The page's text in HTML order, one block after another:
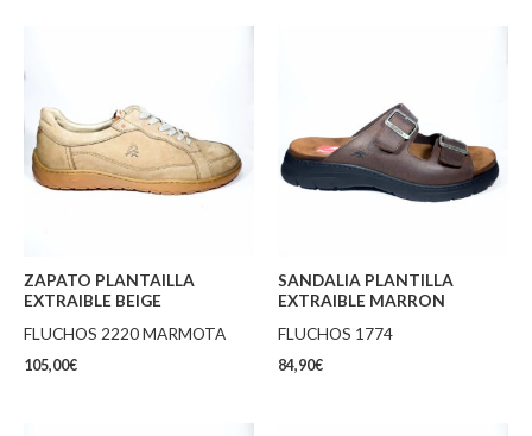
ZAPATO PLANTAILLA
EXTRAIBLE BEIGE
FLUCHOS 2220 MARMOTA
105,00€
SANDALIA PLANTILLA
EXTRAIBLE MARRON
FLUCHOS 1774
84,90€